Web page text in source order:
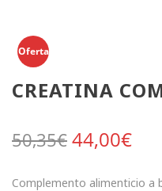
Oferta
CREATINA
50,35€ El precio
44,00€El
Complemento alimenticio a